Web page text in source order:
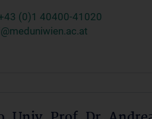
(0)1 40400-41020